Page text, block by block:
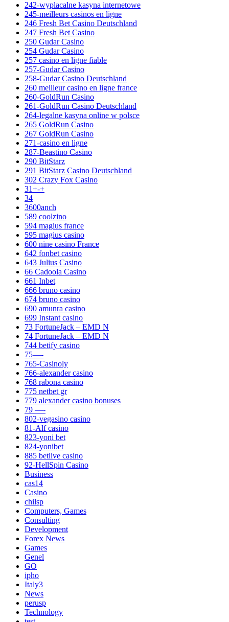
242-wyplacalne kasyna internetowe
245-meilleurs casinos en ligne
246 Fresh Bet Casino Deutschland
247 Fresh Bet Casino
250 Gudar Casino
254 Gudar Casino
257 casino en ligne fiable
257-Gudar Casino
258-Gudar Casino Deutschland
260 meilleur casino en ligne france
260-GoldRun Casino
261-GoldRun Casino Deutschland
264-legalne kasyna online w polsce
265 GoldRun Casino
267 GoldRun Casino
271-casino en ligne
287-Beastino Casino
290 BitStarz
291 BitStarz Casino Deutschland
302 Crazy Fox Casino
31+-+
34
3600anch
589 coolzino
594 magius france
595 magius casino
600 nine casino France
642 fonbet casino
643 Julius Casino
66 Cadoola Casino
661 Inbet
666 bruno casino
674 bruno casino
690 amunra casino
699 Instant casino
73 FortuneJack – EMD N
74 FortuneJack – EMD N
744 betify casino
75—-
765-Casinoly
766-alexander casino
768 rabona casino
775 netbet gr
779 alexander casino bonuses
79 —-
802-vegasino casino
81-Alf casino
823-yoni bet
824-yonibet
885 betlive casino
92-HellSpin Casino
Business
cas14
Casino
chilsp
Computers, Games
Consulting
Development
Forex News
Games
Genel
GO
ipho
Italy3
News
perusp
Technology